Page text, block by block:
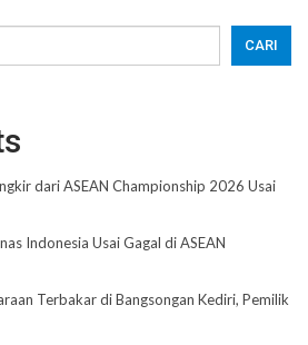
CARI
dari ASEAN Championship 2026 Usai
Indonesia Usai Gagal di ASEAN
Terbakar di Bangsongan Kediri, Pemilik